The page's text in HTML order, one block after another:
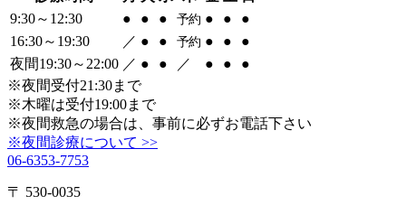
9:30～12:30
● ● ● 予約 ● ●
●
16:30～19:30
／ ● ● 予約 ● ●
●
夜間19:30～22:00 ／ ● ● ／ ● ●
●
※夜間受付21:30まで
※木曜は受付19:00まで
※夜間救急の場合は、事前に必ずお電話下さい
※夜間診療について >>
06-6353-7753
〒 530-0035